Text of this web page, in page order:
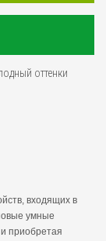
оттенки
входящих в
умные
приобретая